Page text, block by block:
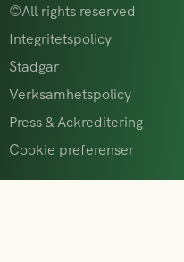
©All rights reserved
Integritetspolicy
Stadgar
Verksamhetspolicy
Press & Ackreditering
Cookie preferenser